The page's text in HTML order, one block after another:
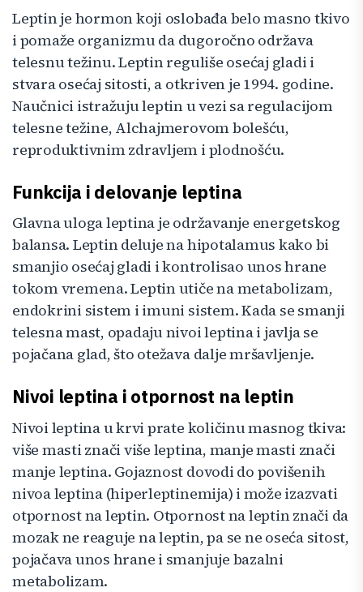
Leptin je hormon koji oslobađa belo masno tkivo
i pomaže organizmu da dugoročno održava
telesnu težinu. Leptin reguliše osećaj gladi i
stvara osećaj sitosti, a otkriven je 1994. godine.
Naučnici istražuju leptin u vezi sa regulacijom
telesne težine, Alchajmerovom bolešću,
reproduktivnim zdravljem i plodnošću.
Funkcija i delovanje leptina
Glavna uloga leptina je održavanje energetskog
balansa. Leptin deluje na hipotalamus kako bi
smanjio osećaj gladi i kontrolisao unos hrane
tokom vremena. Leptin utiče na metabolizam,
endokrini sistem i imuni sistem. Kada se smanji
telesna mast, opadaju nivoi leptina i javlja se
pojačana glad, što otežava dalje mršavljenje.
Nivoi leptina i otpornost na leptin
Nivoi leptina u krvi prate količinu masnog tkiva:
više masti znači više leptina, manje masti znači
manje leptina. Gojaznost dovodi do povišenih
nivoa leptina (hiperleptinemija) i može izazvati
otpornost na leptin. Otpornost na leptin znači da
mozak ne reaguje na leptin, pa se ne oseća sitost,
pojačava unos hrane i smanjuje bazalni
metabolizam.